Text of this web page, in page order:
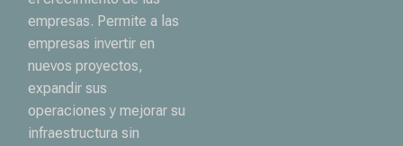
empresas. Permite a las
empresas invertir en
nuevos proyectos,
expandir sus
operaciones y mejorar su
infraestructura sin